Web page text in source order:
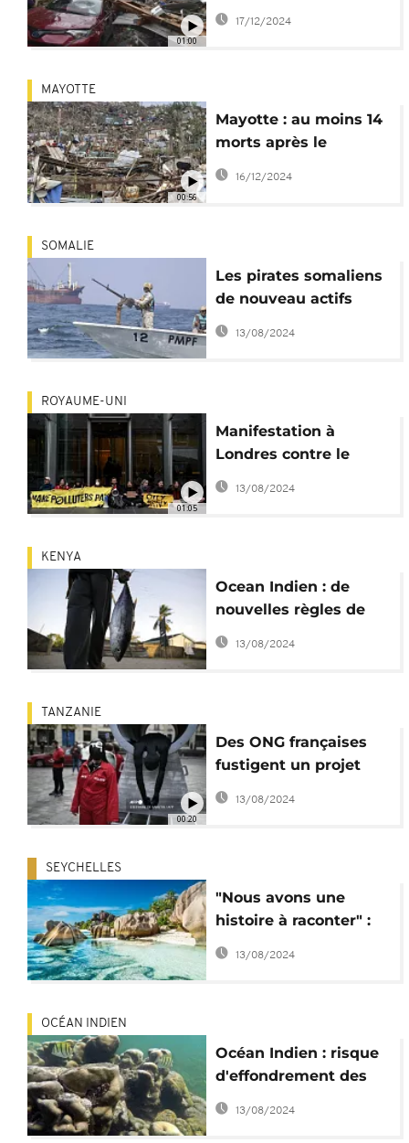
01:00
Parlement européen
17/12/2024
00:56
MAYOTTE
Mayotte : au moins 14
morts après le
passage du cyclone
16/12/2024
SOMALIE
Les pirates somaliens
de nouveau actifs
dans l'océan Indien
13/08/2024
01:05
ROYAUME-UNI
Manifestation à
Londres contre le
projet de
TotalEnergies en
13/08/2024
KENYA
Ocean Indien : de
nouvelles règles de
pêche au profit des
petits pays
13/08/2024
00:20
TANZANIE
Des ONG françaises
fustigent un projet
d'oléoduc de Total en
Tanzanie
13/08/2024
SEYCHELLES
"Nous avons une
histoire à raconter" :
les Seychelles ne se
résument pas aux
13/08/2024
OCÉAN INDIEN
Océan Indien : risque
d'effondrement des
coraux sur la côte
13/08/2024